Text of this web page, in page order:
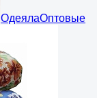
ОдеялаОптовые